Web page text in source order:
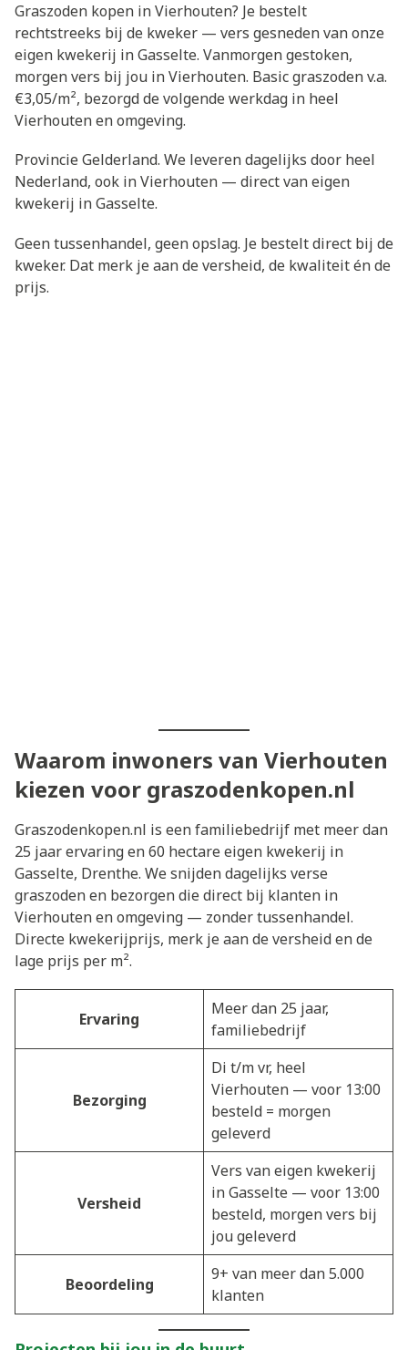
Graszoden kopen in Vierhouten? Je bestelt
rechtstreeks bij de kweker — vers gesneden van onze
eigen kwekerij in Gasselte. Vanmorgen gestoken,
morgen vers bij jou in Vierhouten. Basic graszoden v.a.
€3,05/m², bezorgd de volgende werkdag in heel
Vierhouten en omgeving.
Provincie Gelderland. We leveren dagelijks door heel
Nederland, ook in Vierhouten — direct van eigen
kwekerij in Gasselte.
Geen tussenhandel, geen opslag. Je bestelt direct bij de
kweker. Dat merk je aan de versheid, de kwaliteit én de
prijs.
Waarom inwoners van Vierhouten
kiezen voor graszodenkopen.nl
Graszodenkopen.nl is een familiebedrijf met meer dan
25 jaar ervaring en 60 hectare eigen kwekerij in
Gasselte, Drenthe. We snijden dagelijks verse
graszoden en bezorgen die direct bij klanten in
Vierhouten en omgeving — zonder tussenhandel.
Directe kwekerijprijs, merk je aan de versheid en de
lage prijs per m².
Ervaring
Meer dan 25 jaar,
familiebedrijf
Bezorging
Di t/m vr, heel
Vierhouten — voor 13:00
besteld = morgen
geleverd
Versheid
Vers van eigen kwekerij
in Gasselte — voor 13:00
besteld, morgen vers bij
jou geleverd
Beoordeling
9+ van meer dan 5.000
klanten